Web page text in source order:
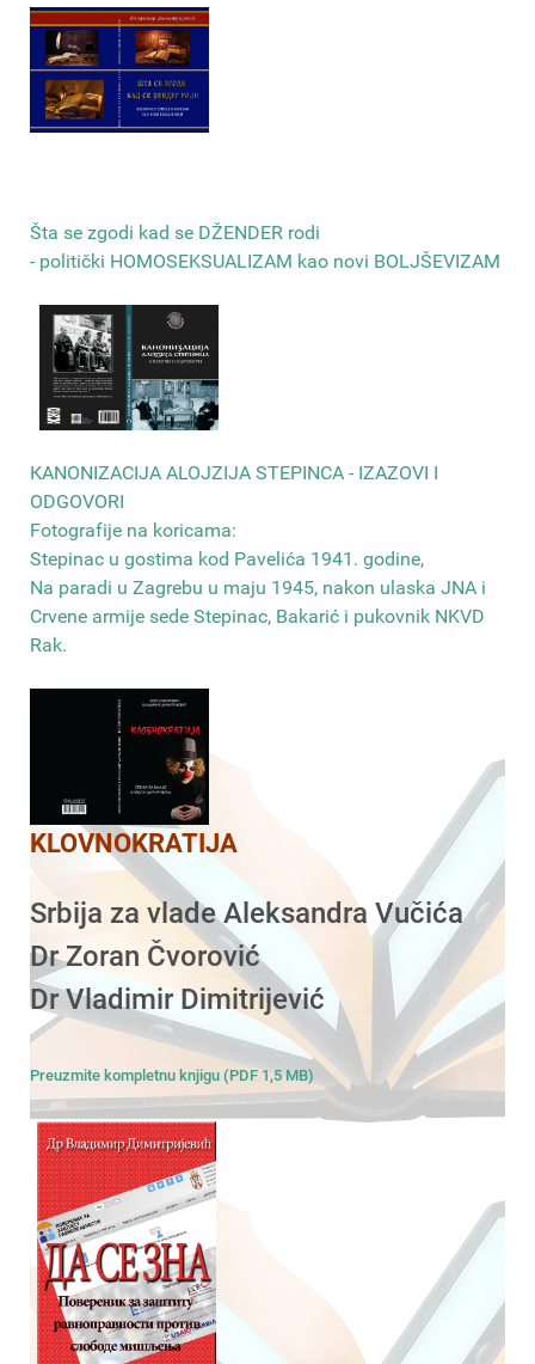
Šta se zgodi kad se DŽENDER rodi
- politički HOMOSEKSUALIZAM kao novi BOLJŠEVIZAM
КANONIZACIJA ALOJZIJA STEPINCA - IZAZOVI I
ODGOVORI
Fotografije na koricama:
Stepinac u gostima kod Pavelića 1941. godine,
Na paradi u Zagrebu u maju 1945, nakon ulaska JNA i
Crvene armije sede Stepinac, Bakarić i pukovnik NKVD
Rak.
KLOVNOKRATIJA
Srbija za vlade Aleksandra Vučića
Dr Zoran Čvorović
Dr Vladimir Dimitrijević
Preuzmite kompletnu knjigu (PDF 1,5 MB)